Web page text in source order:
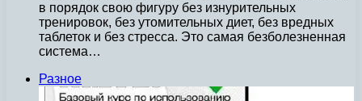
в порядок свою фигуру без изнурительных
тренировок, без утомительных диет, без вредных
таблеток и без стресса. Это самая безболезненная
система…
Разное